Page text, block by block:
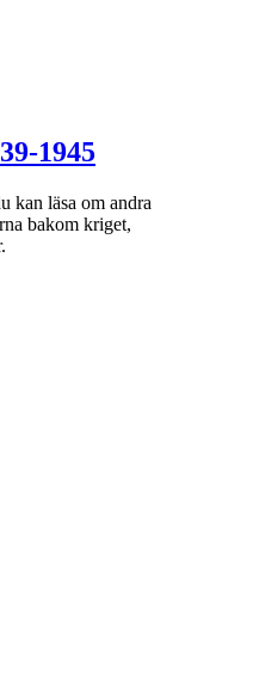
1945
kan läsa om andra
bakom kriget,